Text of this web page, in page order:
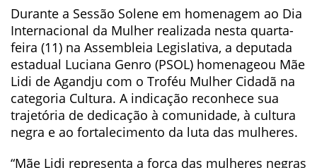
Durante a Sessão Solene em homenagem ao Dia
Internacional da Mulher realizada nesta quarta-
feira (11) na Assembleia Legislativa, a deputada
estadual Luciana Genro (PSOL) homenageou Mãe
Lidi de Agandju com o Troféu Mulher Cidadã na
categoria Cultura. A indicação reconhece sua
trajetória de dedicação à comunidade, à cultura
negra e ao fortalecimento da luta das mulheres.
“Mãe Lidi representa a força das mulheres negras